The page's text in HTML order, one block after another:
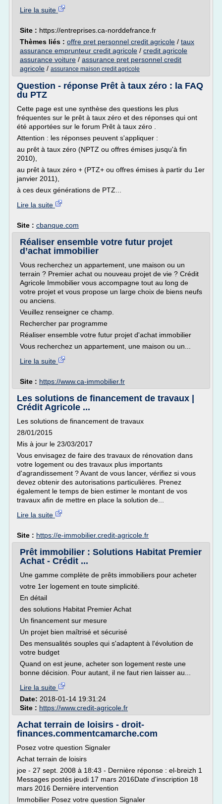
Lire la suite
Site : https://entreprises.ca-norddefrance.fr
Thèmes liés : offre pret personnel credit agricole / taux
assurance emprunteur credit agricole / credit agricole
assurance voiture / assurance pret personnel credit
agricole / assurance maison credit agricole
Question - réponse Prêt à taux zéro : la FAQ
du PTZ
Cette page est une synthèse des questions les plus
fréquentes sur le prêt à taux zéro et des réponses qui ont
été apportées sur le forum Prêt à taux zéro .
Attention : les réponses peuvent s'appliquer :
au prêt à taux zéro (NPTZ ou offres émises jusqu'à fin
2010),
au prêt à taux zéro + (PTZ+ ou offres émises à partir du 1er
janvier 2011),
à ces deux générations de PTZ...
Lire la suite
Site : cbanque.com
Réaliser ensemble votre futur projet
d’achat immobilier
Vous recherchez un appartement, une maison ou un
terrain ? Premier achat ou nouveau projet de vie ? Crédit
Agricole Immobilier vous accompagne tout au long de
votre projet et vous propose un large choix de biens neufs
ou anciens.
Veuillez renseigner ce champ.
Rechercher par programme
Réaliser ensemble votre futur projet d'achat immobilier
Vous recherchez un appartement, une maison ou un...
Lire la suite
Site : https://www.ca-immobilier.fr
Les solutions de financement de travaux |
Crédit Agricole ...
Les solutions de financement de travaux
28/01/2015
Mis à jour le 23/03/2017
Vous envisagez de faire des travaux de rénovation dans
votre logement ou des travaux plus importants
d'agrandissement ? Avant de vous lancer, vérifiez si vous
devez obtenir des autorisations particulières. Prenez
également le temps de bien estimer le montant de vos
travaux afin de mettre en place la solution de...
Lire la suite
Site : https://e-immobilier.credit-agricole.fr
Prêt immobilier : Solutions Habitat Premier
Achat - Crédit ...
Une gamme complète de prêts immobiliers pour acheter
votre 1er logement en toute simplicité.
En détail
des solutions Habitat Premier Achat
Un financement sur mesure
Un projet bien maîtrisé et sécurisé
Des mensualités souples qui s'adaptent à l'évolution de
votre budget
Quand on est jeune, acheter son logement reste une
bonne décision. Pour autant, il ne faut rien laisser au...
Lire la suite
Date: 2018-01-14 19:31:24
Site : https://www.credit-agricole.fr
Achat terrain de loisirs - droit-
finances.commentcamarche.com
Posez votre question Signaler
Achat terrain de loisirs
joe - 27 sept. 2008 à 18:43 - Dernière réponse : el-breizh 1
Messages postés jeudi 17 mars 2016Date d'inscription 18
mars 2016 Dernière intervention
Immobilier Posez votre question Signaler